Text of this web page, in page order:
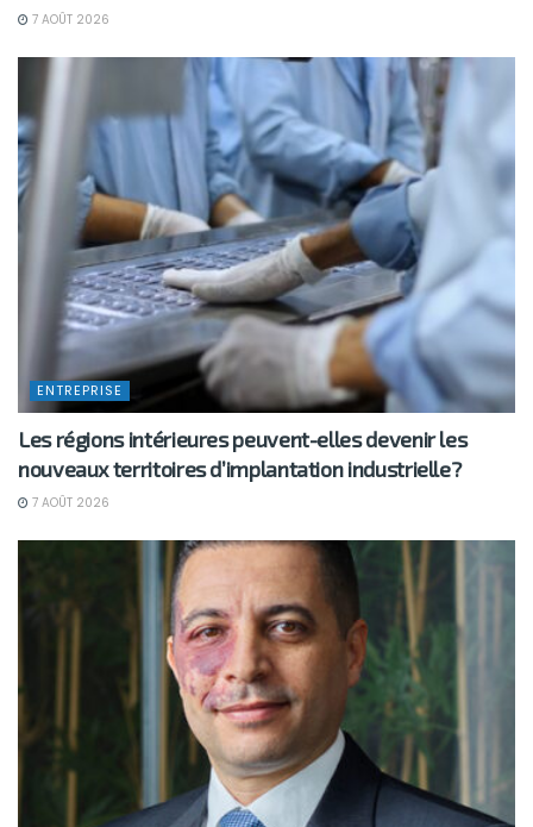
7 AOÛT 2026
ENTREPRISE
Les régions intérieures peuvent-elles devenir les
nouveaux territoires d’implantation industrielle?
7 AOÛT 2026